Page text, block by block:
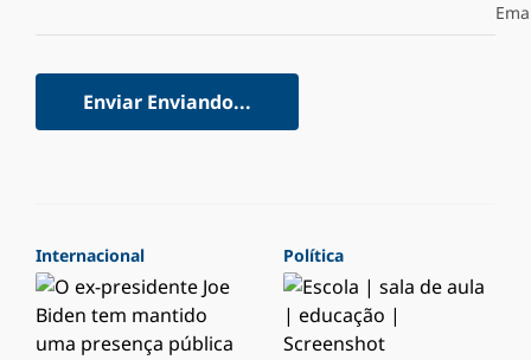
Enviar Enviando...
Internacional Política